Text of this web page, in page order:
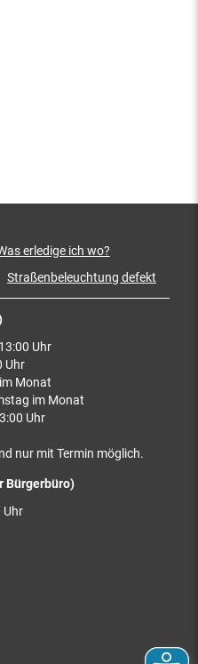
Uhr
Uhr
Monat
im Monat
Uhr
nur mit Termin möglich.
Bürgerbüro)
Uhr
erledige ich wo?
Straßenbeleuchtung defekt